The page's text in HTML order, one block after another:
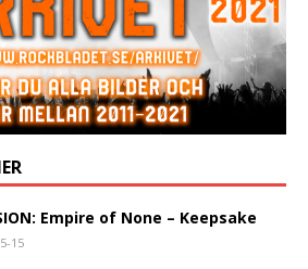
Empire of None – Keepsake
15